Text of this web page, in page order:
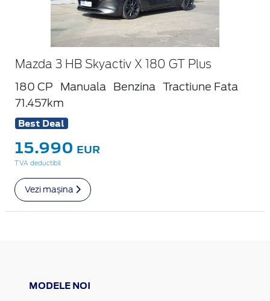
Mazda 3 HB Skyactiv X 180 GT Plus
180 CP Manuala Benzina
Tractiune Fata
71.457km
Best Deal
15.990 EUR
TVA deductibil
Vezi mașina
MODELE NOI